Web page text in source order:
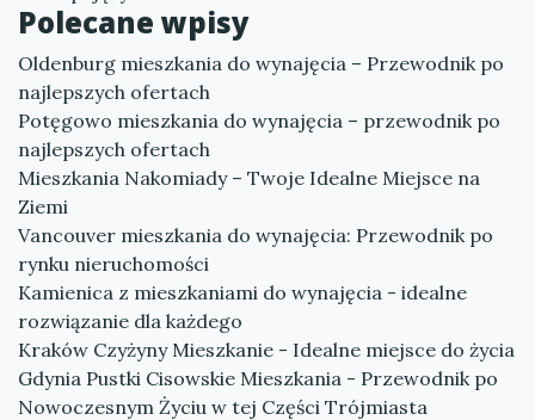
Polecane wpisy
Oldenburg mieszkania do wynajęcia – Przewodnik po
najlepszych ofertach
Potęgowo mieszkania do wynajęcia – przewodnik po
najlepszych ofertach
Mieszkania Nakomiady – Twoje Idealne Miejsce na
Ziemi
Vancouver mieszkania do wynajęcia: Przewodnik po
rynku nieruchomości
Kamienica z mieszkaniami do wynajęcia - idealne
rozwiązanie dla każdego
Kraków Czyżyny Mieszkanie - Idealne miejsce do życia
Gdynia Pustki Cisowskie Mieszkania - Przewodnik po
Nowoczesnym Życiu w tej Części Trójmiasta